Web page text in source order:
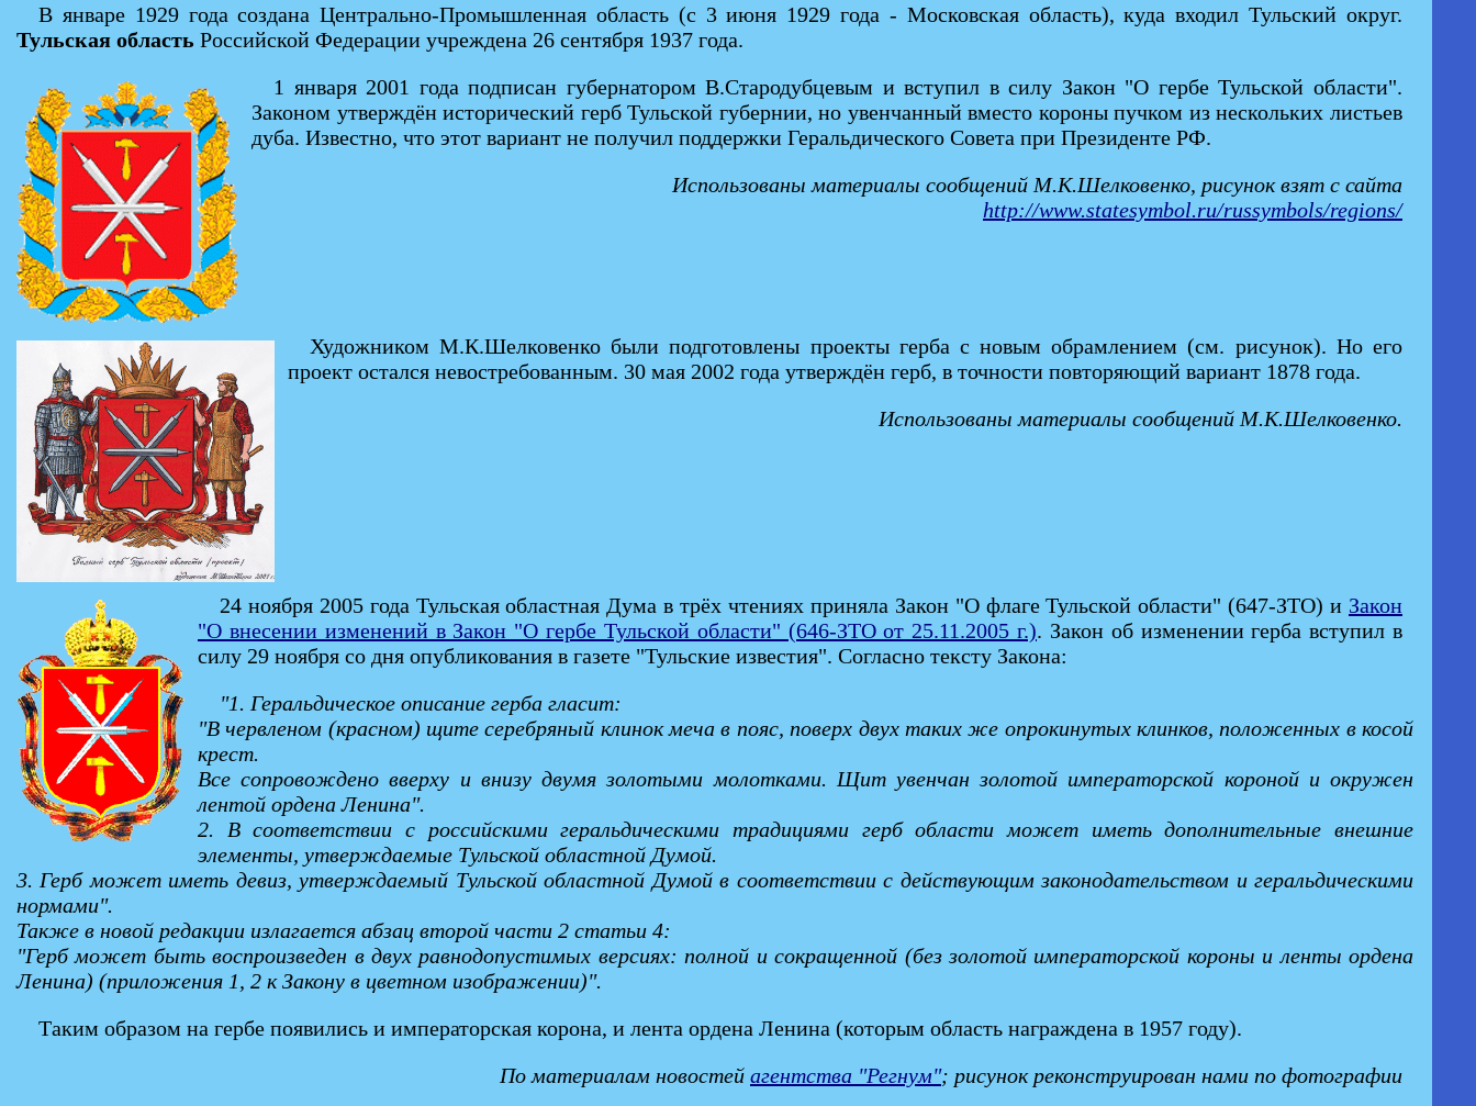
В январе 1929 года создана Центрально-Промышленная область (с 3 июня 1929 года - Московская область), куда входил Тульский округ.
Тульская область Российской Федерации учреждена 26 сентября 1937 года.
1 января 2001 года подписан губернатором В.Стародубцевым и вступил в силу Закон "О гербе Тульской области".
Законом утверждён исторический герб Тульской губернии, но увенчанный вместо короны пучком из нескольких листьев
дуба. Известно, что этот вариант не получил поддержки Геральдического Совета при Президенте РФ.
Использованы материалы сообщений М.К.Шелковенко, рисунок взят с сайта
http://www.statesymbol.ru/russymbols/regions/
Художником М.К.Шелковенко были подготовлены проекты герба с новым обрамлением (см. рисунок). Но его
проект остался невостребованным. 30 мая 2002 года утверждён герб, в точности повторяющий вариант 1878 года.
Использованы материалы сообщений М.К.Шелковенко.
24 ноября 2005 года Тульская областная Дума в трёх чтениях приняла Закон "О флаге Тульской области" (647-ЗТО) и Закон
"О внесении изменений в Закон "О гербе Тульской области" (646-ЗТО от 25.11.2005 г.). Закон об изменении герба вступил в
силу 29 ноября со дня опубликования в газете "Тульские известия". Согласно тексту Закона:
"1. Геральдическое описание герба гласит:
"В червленом (красном) щите серебряный клинок меча в пояс, поверх двух таких же опрокинутых клинков, положенных в косой
крест.
Все сопровождено вверху и внизу двумя золотыми молотками. Щит увенчан золотой императорской короной и окружен
лентой ордена Ленина".
2. В соответствии с российскими геральдическими традициями герб области может иметь дополнительные внешние
элементы, утверждаемые Тульской областной Думой.
3. Герб может иметь девиз, утверждаемый Тульской областной Думой в соответствии с действующим законодательством и геральдическими
нормами".
Также в новой редакции излагается абзац второй части 2 статьи 4:
"Герб может быть воспроизведен в двух равнодопустимых версиях: полной и сокращенной (без золотой императорской короны и ленты ордена
Ленина) (приложения 1, 2 к Закону в цветном изображении)".
Таким образом на гербе появились и императорская корона, и лента ордена Ленина (которым область награждена в 1957 году).
По материалам новостей агентства "Регнум"; рисунок реконструирован нами по фотографии